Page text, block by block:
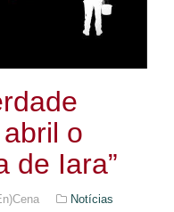
o
de Iara”
Notícias